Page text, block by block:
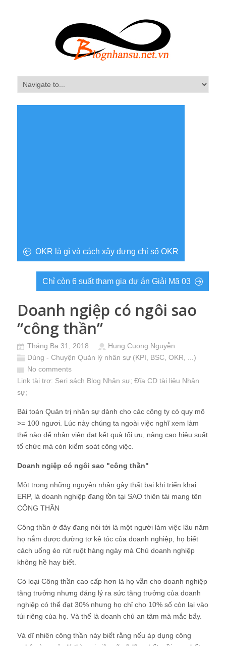
OKR là gì và cách xây dựng chỉ số OKR
Chỉ còn 6 suất tham gia dự án Giải Mã 03
Doanh ngiệp có ngôi sao
“công thần”
Tháng Ba 31, 2018
Hung Cuong Nguyễn
Dùng - Chuyện Quản lý nhân sự (KPI, BSC, OKR, ...)
No comments
Link tài trợ: Seri sách Blog Nhân sự; Đĩa CD tài liệu Nhân
sự;
Bài toán Quản trị nhân sự dành cho các công ty có quy mô
>= 100 ngươi. Lúc này chúng ta ngoài việc nghĩ xem làm
thế nào để nhân viên đạt kết quả tối ưu, nâng cao hiệu suất
tổ chức mà còn kiểm soát công việc.
Doanh ngiệp có ngôi sao "công thần"
Một trong những nguyên nhân gây thất bại khi triển khai
ERP, là doanh nghiệp đang tồn tại SAO thiên tài mang tên
CÔNG THẦN
Công thần ở đây đang nói tới là một người làm việc lâu năm
họ nắm được đường tơ kẻ tóc của doanh nghiệp, họ biết
cách uống éo rút ruột hàng ngày mà Chủ doanh nghiệp
không hề hay biết.
Có loại Công thần cao cấp hơn là họ vẫn cho doanh nghiệp
tăng trưởng nhưng đáng lý ra sức tăng trưởng của doanh
nghiệp có thể đạt 30% nhưng họ chỉ cho 10% số còn lại vào
túi riêng của họ. Và thế là doanh chủ an tâm mà mắc bẩy.
Và dĩ nhiên công thần này biết rằng nếu áp dụng công